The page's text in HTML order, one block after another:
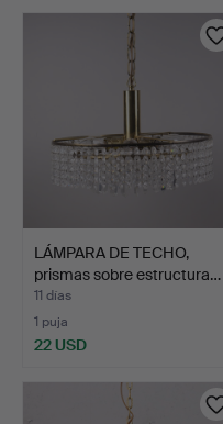
LÁMPARA DE TECHO,
prismas sobre estructura…
11 días
1 puja
22 USD